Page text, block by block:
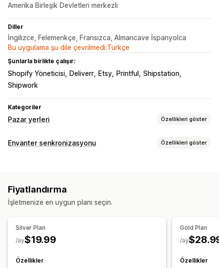
Amerika Birleşik Devletleri merkezli
Diller
İngilizce, Felemenkçe, Fransızca, Almancave İspanyolca
Bu uygulama şu dile çevrilmedi:Türkçe
Şunlarla birlikte çalışır:
Shopify Yöneticisi Deliverr Etsy Printful
Shipstation
Shipwork
Kategoriler
Pazar yerleri Özellikleri göster
Liste kaydı yönetimi
Sipariş yönetimi
Takip senkronizasyonu
Envanter senkronizasyonu
Envanter senkronizasyonu Özellikleri göster
Barkodlar Çoklu kanal
Gerçek zamanlı Zamanlanmış
Otomatik uyarılar
Sipariş güncellemeleri
Düşük stok uyarıları
Fiyatlandırma
İşletmenize en uygun planı seçin.
Silver Plan
$19.99
/ay
Özellikler
Gold Plan
/ay
Özellikler